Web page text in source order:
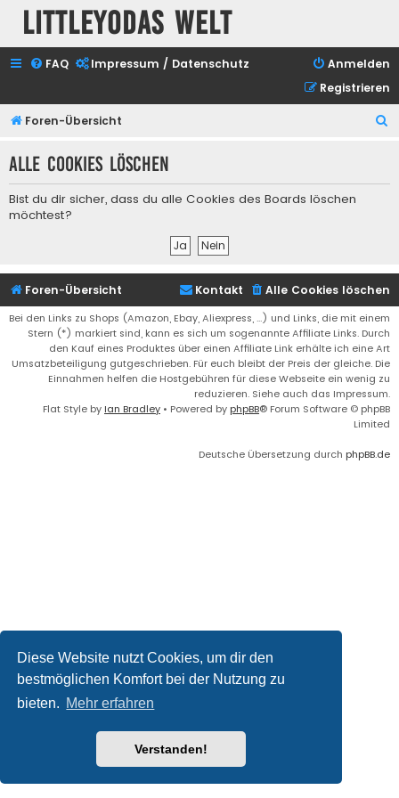
Diese Website nutzt Cookies, um dir den
bestmöglichen Komfort bei der Nutzung zu
bieten. Mehr erfahren
Verstanden!
Littleyodas Welt
FAQ Impressum / Datenschutz
Anmelden
Registrieren
Foren-Übersicht
h
Alle Cookies löschen
Bist du dir sicher, dass du alle Cookies des Boards löschen
möchtest?
Foren-Übersicht Alle Cookies löschen
Kontakt
Bei den Links zu Shops (Amazon, Ebay, Aliexpress, ...) und Links, die mit einem
Stern (*) markiert sind, kann es sich um sogenannte Affiliate Links. Durch
den Kauf eines Produktes über einen Affiliate Link erhälte ich eine Art
Umsatzbeteiligung gutgeschrieben. Für euch bleibt der Preis der gleiche. Die
Einnahmen helfen die Hostgebühren für diese Webseite ein wenig zu
reduzieren. Siehe auch das Impressum.
Flat Style by Ian Bradley • Powered by phpBB® Forum Software © phpBB
Limited
Deutsche Übersetzung durch phpBB.de